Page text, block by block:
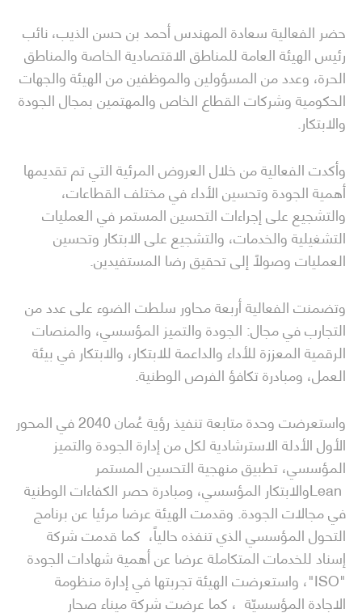
حضر الفعالية سعادة المهندس أحمد بن حسن الذيب، نائب
رئيس الهيئة العامة للمناطق الاقتصادية الخاصة والمناطق
الحرة، وعدد من المسؤولين والموظفين من الهيئة والجهات
الحكومية وشركات القطاع الخاص والمهتمين بمجال الجودة
والابتكار.
وأكدت الفعالية من خلال العروض المرئية التي تم تقديمها
أهمية الجودة وتحسين الأداء في مختلف القطاعات،
والتشجيع على إجراءات التحسين المستمر في العمليات
التشغيلية والخدمات، والتشجيع على الابتكار وتحسين
العمليات وصولًا إلى تحقيق رضا المستفيدين.
وتضمنت الفعالية أربعة محاور سلطت الضوء على عدد من
التجارب في مجال: الجودة والتميز المؤسسي، والمنصات
الرقمية المعززة للأداء والداعمة للابتكار، والابتكار في بيئة
العمل، ومبادرة تكافؤ الفرص الوطنية.
واستعرضت وحدة متابعة تنفيذ رؤية عُمان 2040 في المحور
الأول الأدلة الاسترشادية لكل من إدارة الجودة والتميز
المؤسسي، تطبيق منهجية التحسين المستمر
Leanوالابتكار المؤسسي، ومبادرة حصر الكفاءات الوطنية
في مجالات الجودة. وقدمت الهيئة عرضا مرئيا عن برنامج
التحول المؤسسي الذي تنفذه حالياً، كما قدمت شركة
إسناد للخدمات المتكاملة عرضا عن أهمية شهادات الجودة
"ISO"، واستعرضت الهيئة تجربتها في إدارة منظومة
الاجادة المؤسسيّة ، كما عرضت شركة ميناء صحار